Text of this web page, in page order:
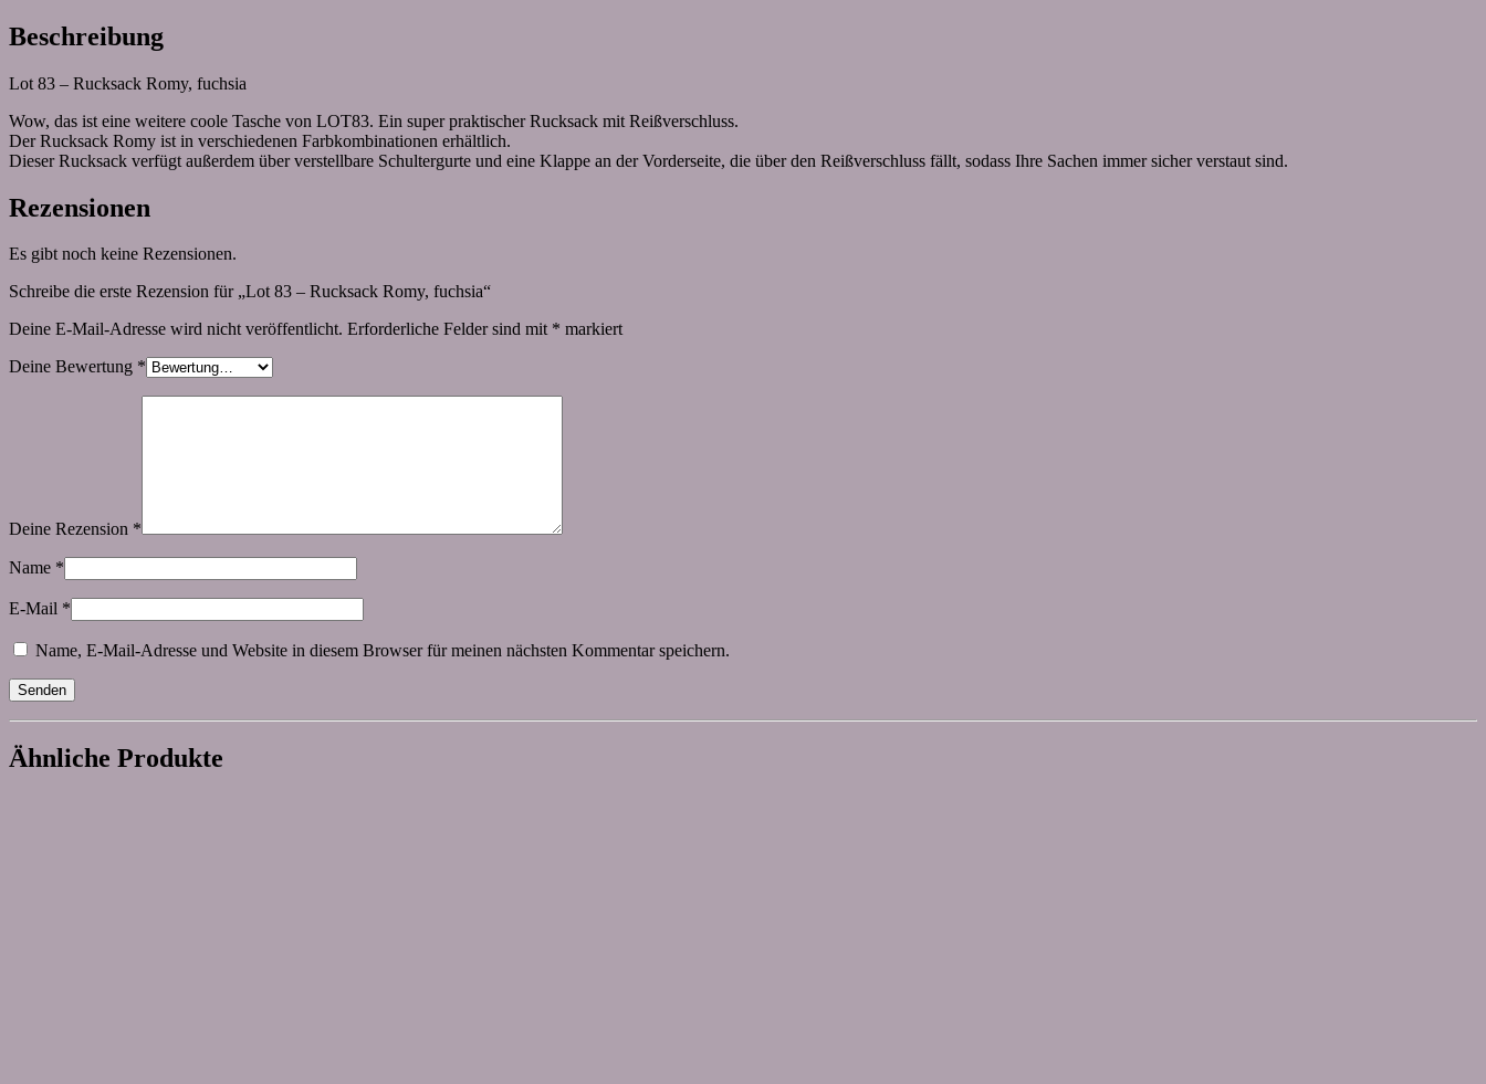
Beschreibung
Lot 83 – Rucksack Romy, fuchsia
Wow, das ist eine weitere coole Tasche von LOT83. Ein super praktischer Rucksack mit Reißverschluss.
Der Rucksack Romy ist in verschiedenen Farbkombinationen erhältlich.
Dieser Rucksack verfügt außerdem über verstellbare Schultergurte und eine Klappe an der Vorderseite, die über den Reißverschluss fällt, sodass Ihre Sachen immer sicher verstaut sind.
Rezensionen
Es gibt noch keine Rezensionen.
Schreibe die erste Rezension für „Lot 83 – Rucksack Romy, fuchsia“
Deine E-Mail-Adresse wird nicht veröffentlicht. Erforderliche Felder sind mit * markiert
Deine Bewertung *
Deine Rezension *
Name *
E-Mail *
Name, E-Mail-Adresse und Website in diesem Browser für meinen nächsten Kommentar speichern.
Ähnliche Produkte